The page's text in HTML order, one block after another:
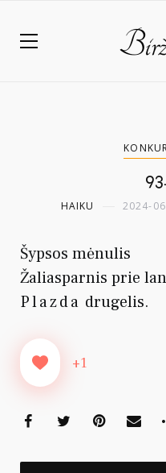
HAIKU 2024-
Šypsos mėnulis
Žaliasparnis prie
Plazda drugelis.
+1